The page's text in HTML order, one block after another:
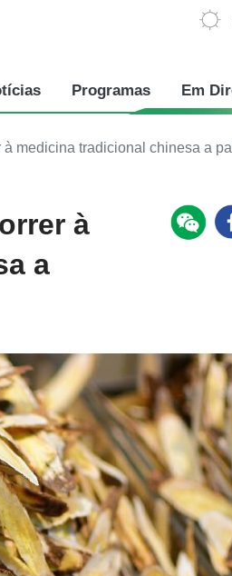
Programas Em
medicina tradicional chinesa a
à
a